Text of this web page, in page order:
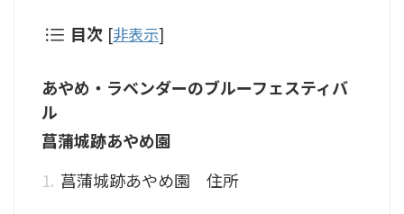
目次 [非表示]
あやめ・ラベンダーのブルーフェスティバ
ル
菖蒲城跡あやめ園
菖蒲城跡あやめ園 住所